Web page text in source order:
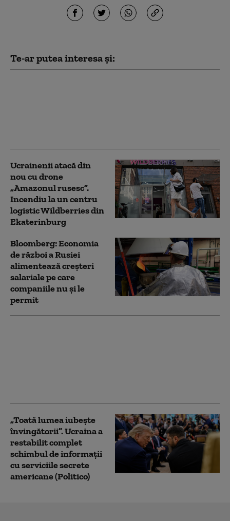
Te-ar putea interesa și:
Ucrainenii atacă din
nou cu drone
„Amazonul rusesc”.
Incendiu la un centru
logistic Wildberries din
Ekaterinburg
Bloomberg: Economia
de război a Rusiei
alimentează creşteri
salariale pe care
companiile nu şi le
permit
„Toată lumea iubește
învingătorii”. Ucraina a
restabilit complet
schimbul de informații
cu serviciile secrete
americane (Politico)